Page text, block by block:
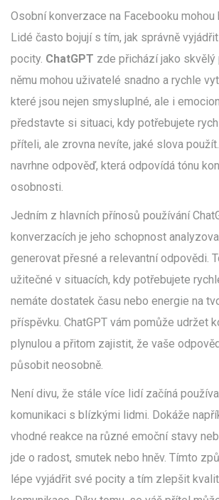
Osobní konverzace na Facebooku
Lidé často bojují s tím, jak správně
pocity. ChatGPT zde přichází jako skvělý
němu mohou uživatelé snadno a rychle
které jsou nejen smysluplné, ale i
představte si situaci, kdy potřebujete
příteli, ale zrovna nevíte, jaké slova
navrhne odpověď, která odpovídá tónu
osobnosti.
Jedním z hlavních přínosů používání
konverzacích je jeho schopnost
generovat přesné a relevantní odpovědi.
užitečné v situacích, kdy potřebujete
nemáte dostatek času nebo energie na
příspěvku. ChatGPT vám pomůže udržet
plynulou a přitom zajistit, že vaše
působit neosobně.
Není divu, že stále více lidí začíná
komunikaci s blízkými lidmi. Dokáže
vhodné reakce na různé emoční stavy
jde o radost, smutek nebo hněv. Tímto
lépe vyjádřit své pocity a tím zlepšit